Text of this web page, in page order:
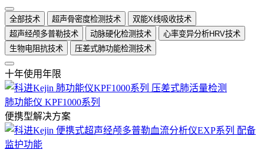
全部技术 超声骨密度检测技术
双能X线吸收技术
超声经颅多普勒技术
动脉硬化检测技术
心率变异分析HRV技术
生物电阻抗技术
压差式肺功能检测技术
十年使用年限
肺功能仪 KPF1000系列
便携型解决方案